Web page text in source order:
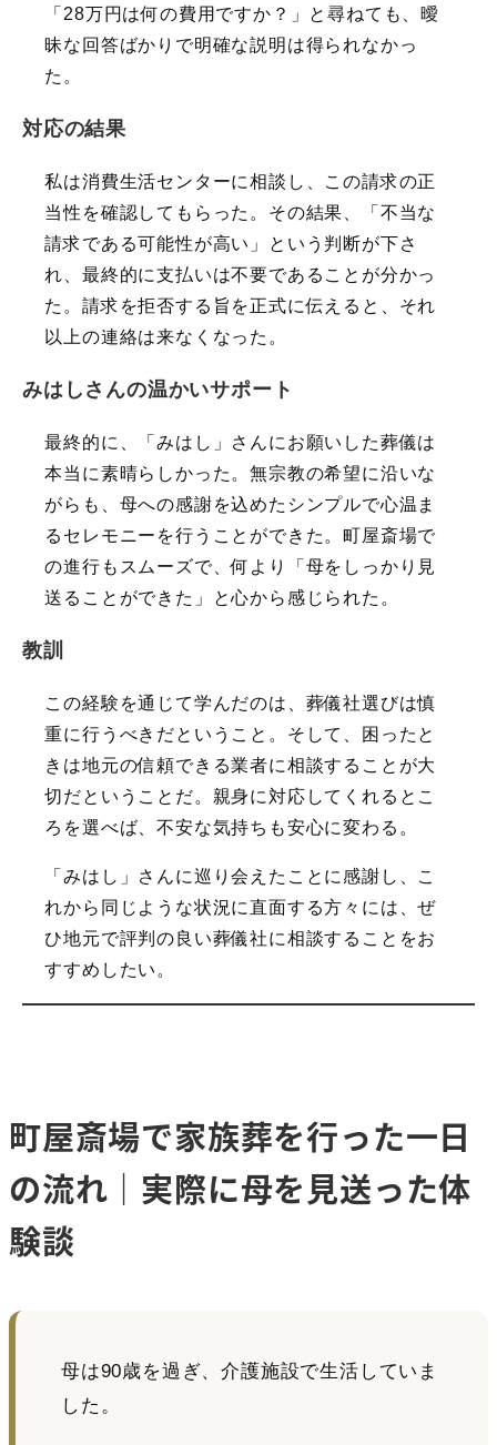
「28万円は何の費用ですか？」と尋ねても、曖
昧な回答ばかりで明確な説明は得られなかっ
た。
対応の結果
私は消費生活センターに相談し、この請求の正
当性を確認してもらった。その結果、「不当な
請求である可能性が高い」という判断が下さ
れ、最終的に支払いは不要であることが分かっ
た。請求を拒否する旨を正式に伝えると、それ
以上の連絡は来なくなった。
みはしさんの温かいサポート
最終的に、「みはし」さんにお願いした葬儀は
本当に素晴らしかった。無宗教の希望に沿いな
がらも、母への感謝を込めたシンプルで心温ま
るセレモニーを行うことができた。町屋斎場で
の進行もスムーズで、何より「母をしっかり見
送ることができた」と心から感じられた。
教訓
この経験を通じて学んだのは、葬儀社選びは慎
重に行うべきだということ。そして、困ったと
きは地元の信頼できる業者に相談することが大
切だということだ。親身に対応してくれるとこ
ろを選べば、不安な気持ちも安心に変わる。
「みはし」さんに巡り会えたことに感謝し、こ
れから同じような状況に直面する方々には、ぜ
ひ地元で評判の良い葬儀社に相談することをお
すすめしたい。
町屋斎場で家族葬を行った一日
の流れ｜実際に母を見送った体
験談
母は90歳を過ぎ、介護施設で生活していま
した。